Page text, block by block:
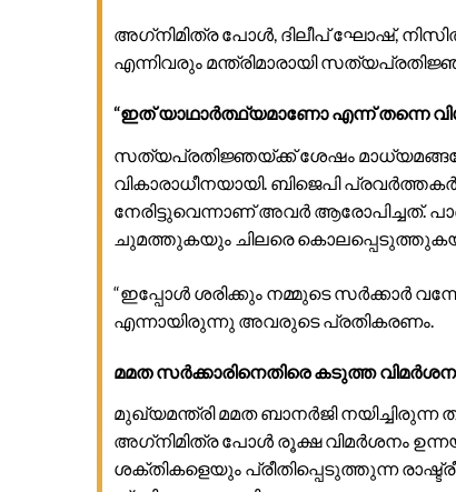
അഗ്‌നിമിത്ര പോൾ, ദിലീപ് ഘോഷ്,
എന്നിവരും മന്ത്രിമാരായി
“ഇത് യാഥാർത്ഥ്യമാണോ എന്ന് തന്നെ
സത്യപ്രതിജ്ഞയ്ക്ക് ശേഷം
വികാരാധീനയായി. ബിജെപി
നേരിട്ടുവെന്നാണ് അവർ ആരോപിച്ചത്.
ചുമത്തുകയും ചിലരെ
“ഇപ്പോൾ ശരിക്കും നമ്മുടെ സർക്കാർ
എന്നായിരുന്നു അവരുടെ പ്രതികരണം.
മമത സർക്കാരിനെതിരെ കടുത്ത
മുഖ്യമന്ത്രി മമത ബാനർജി
അഗ്‌നിമിത്ര പോൾ രൂക്ഷ വിമർശനം
ശക്തികളെയും പ്രീതിപ്പെടുത്തുന്ന